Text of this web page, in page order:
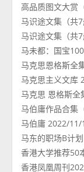
高品质图文大赏
马识途文集（共
马识途文集（共
马未都：国宝
马克思恩格斯全
马克思主义文库
马克思 恩格斯
马伯庸作品合集
马伯庸 2022/11/
马东的职场B计
香港大学推荐50
香港凤凰周刊